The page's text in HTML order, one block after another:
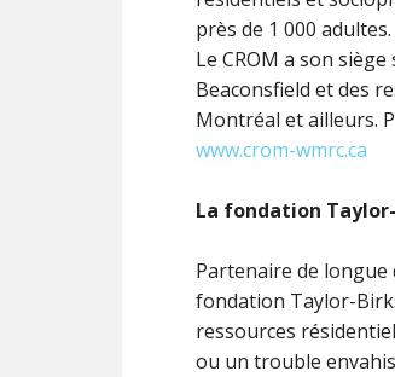
près de 1 000 adultes.
Le CROM a son
Beaconsfield et des
Montréal et ailleurs.
www.crom-wmrc.ca
La fondation
Partenaire de longue
fondation Taylor-
ressources
ou un trouble